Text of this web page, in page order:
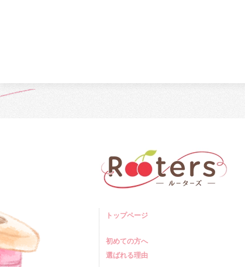
トップページ
初めての方へ
選ばれる理由